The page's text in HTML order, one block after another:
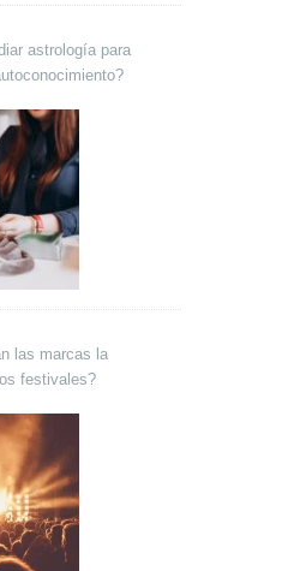
astrología para
las marcas la
festivales?